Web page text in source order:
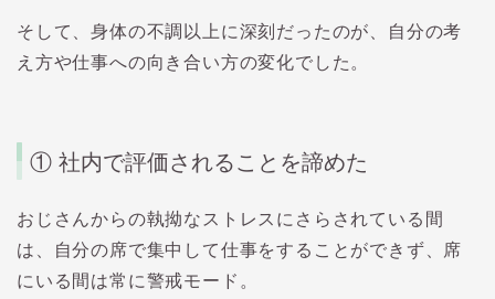
そして、身体の不調以上に深刻だったのが、自分の考
え方や仕事への向き合い方の変化でした。
① 社内で評価されることを諦めた
おじさんからの執拗なストレスにさらされている間
は、自分の席で集中して仕事をすることができず、席
にいる間は常に警戒モード。